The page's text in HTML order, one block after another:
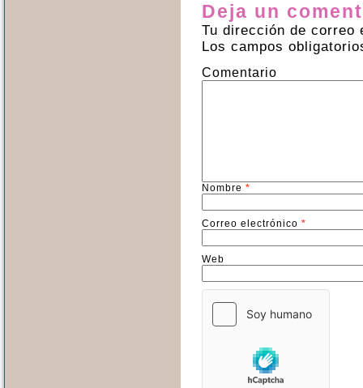
Deja un
Tu dirección de correo
Los campos
Comentario
Nombre *
Correo electrónico *
Web